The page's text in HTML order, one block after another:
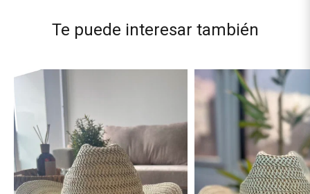
Te puede interesar también